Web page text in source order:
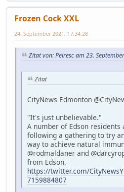
Frozen Cock XXL
24. September 2021, 17:34:28
Zitat von: Peiresc am 23.
Zitat
CityNews Edmonton
"It's just unbelievable."
A number of Edson residents
following a gathering to try
way to achieve natural
@rodmaldaner and
from Edson.
https://twitter.com/
7159884807